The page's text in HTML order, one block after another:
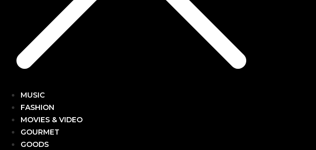
MUSIC
FASHION
MOVIES & VIDEO
GOURMET
GOODS